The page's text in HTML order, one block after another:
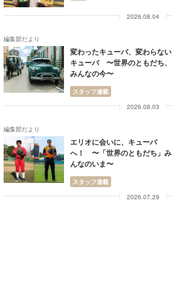
2026.08.04
編集部だより
変わったキューバ、変わらない
キューバ 〜世界のともだち、
みんなの今〜
スタッフ連載
2026.08.03
編集部だより
エリオに会いに、キューバ
へ！ 〜「世界のともだち」み
んなのいま〜
スタッフ連載
2026.07.29